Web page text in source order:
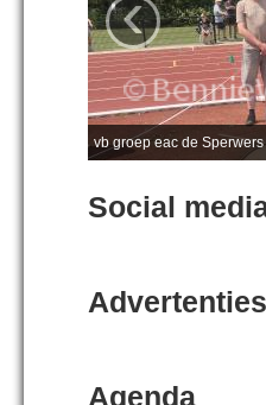
vb groep eac de
Social
Advertenties
Agenda